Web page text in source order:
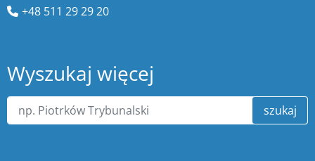
+48 511 29 29 20
Wyszukaj więcej
szukaj